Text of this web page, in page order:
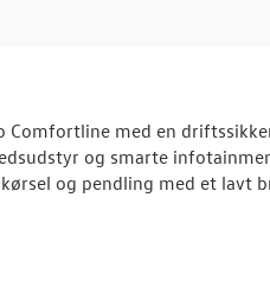
Comfortline med en
og smarte
og pendling med et lavt